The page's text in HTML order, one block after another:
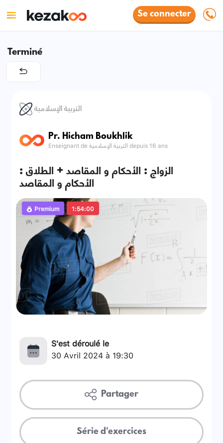
Se connecter
Terminé
التربية الإسلامية
Pr. Hicham Boukhlik
Enseignant de التربية الإسلامية depuis 16 ans
الزواج : الأحكام و المقاصد + الطلاق :
الأحكام و المقاصد
Premium 1:54:00
S'est déroulé le
30 Avril 2024 à 19:30
Partager
Série d'exercices